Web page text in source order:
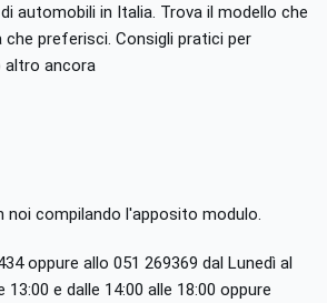
automobili in Italia. Trova il modello che
preferisci. Consigli pratici per
ancora
noi compilando l'apposito modulo.
oppure allo 051 269369 dal Lunedì al
13:00 e dalle 14:00 alle 18:00 oppure